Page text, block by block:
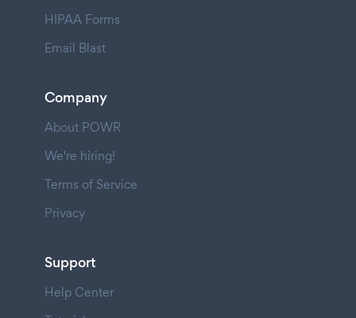
HIPAA Forms
Email Blast
Company
About POWR
We're hiring!
Terms of Service
Privacy
Support
Help Center